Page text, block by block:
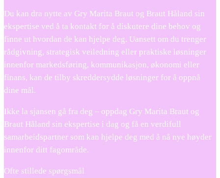
Du kan dra nytte av Gry Marita Braut og Braut Håland sin
ekspertise ved å ta kontakt for å diskutere dine behov og
finne ut hvordan de kan hjelpe deg. Uansett om du trenger
rådgivning, strategisk veiledning eller praktiske løsninger
innenfor markedsføring, kommunikasjon, økonomi eller
finans, kan de tilby skreddersydde løsninger for å oppnå
dine mål.
Ikke la sjansen gå fra deg – oppdag Gry Marita Braut og
Braut Håland sin ekspertise i dag og få en verdifull
samarbeidspartner som kan hjelpe deg med å nå nye høyder
innenfor ditt fagområde.
Ofte stillede spørgsmål